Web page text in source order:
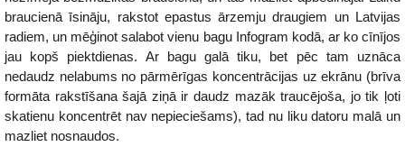
braucienā īsināju, rakstot epastus ārzemju draugiem un Latvijas
radiem, un mēģinot salabot vienu bagu Infogram kodā, ar ko cīnījos
jau kopš piektdienas. Ar bagu galā tiku, bet pēc tam uznāca
nedaudz nelabums no pārmērīgas koncentrācijas uz ekrānu (brīva
formāta rakstīšana šajā ziņā ir daudz mazāk traucējoša, jo tik ļoti
skatienu koncentrēt nav nepieciešams), tad nu liku datoru malā un
mazliet nosnaudos.